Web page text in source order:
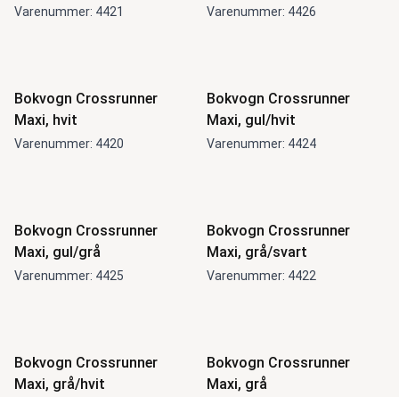
Varenummer: 4421 Varenummer: 4426
Bokvogn Crossrunner
Maxi, hvit
Varenummer: 4420
Bokvogn Crossrunner
Maxi, gul/hvit
Varenummer: 4424
Bokvogn Crossrunner
Maxi, gul/grå
Varenummer: 4425
Bokvogn Crossrunner
Maxi, grå/svart
Varenummer: 4422
Bokvogn Crossrunner
Maxi, grå/hvit
Bokvogn Crossrunner
Maxi, grå